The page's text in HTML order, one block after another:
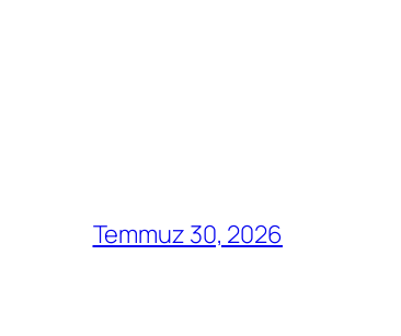
Temmuz 30, 2026